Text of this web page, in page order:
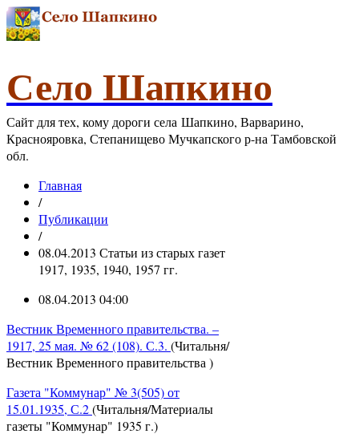
Село Шапкино
Сайт для тех, кому дороги села Шапкино, Варварино,
Краснояровка, Степанищево Мучкапского р-на Тамбовской
обл.
Главная
/
Публикации
/
08.04.2013 Статьи из старых газет
1917, 1935, 1940, 1957 гг.
08.04.2013 04:00
Вестник Временного правительства. –
1917, 25 мая. № 62 (108). С.3. (Читальня/
Вестник Временного правительства )
Газета "Коммунар" № 3(505) от
15.01.1935, С.2(Читальня/Материалы
газеты "Коммунар" 1935 г.)